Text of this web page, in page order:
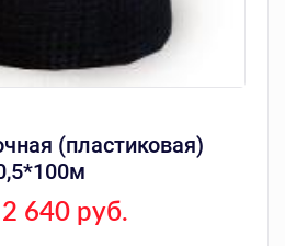
(пластиковая)
2 640 руб.